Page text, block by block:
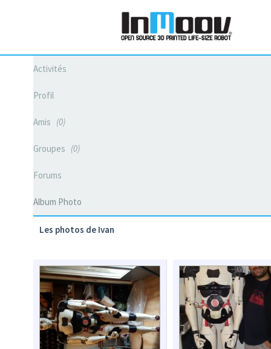
Activités
Profil
Amis 0
Groupes 0
Forums
Album Photo
Les photos de Ivan